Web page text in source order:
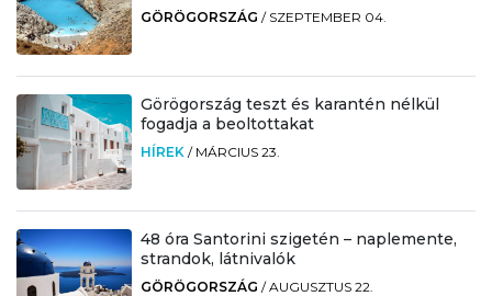
GÖRÖGORSZÁG / SZEPTEMBER 04.
Görögország teszt és karantén nélkül
fogadja a beoltottakat
HÍREK / MÁRCIUS 23.
48 óra Santorini szigetén – naplemente,
strandok, látnivalók
GÖRÖGORSZÁG /AUGUSZTUS 22.